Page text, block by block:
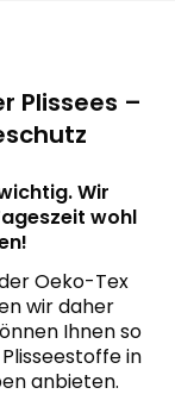
Plissees –
Wir
wohl
Oeko-Tex
wir daher
Ihnen so
in
anbieten.